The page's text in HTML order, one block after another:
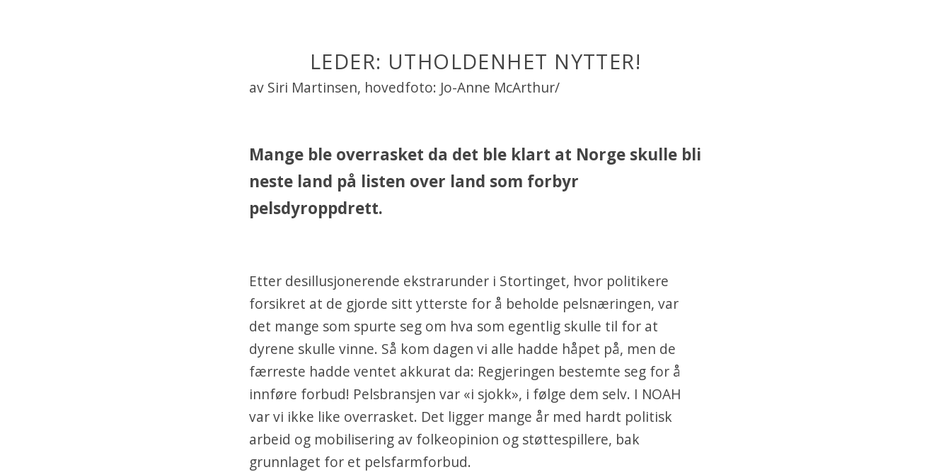
LEDER: UTHOLDENHET NYTTER!
av Siri Martinsen, hovedfoto: Jo-Anne McArthur/
Mange ble overrasket da det ble klart at Norge skulle bli
neste land på listen over land som forbyr
pelsdyroppdrett.
Etter desillusjonerende ekstrarunder i Stortinget, hvor politikere
forsikret at de gjorde sitt ytterste for å beholde pelsnæringen, var
det mange som spurte seg om hva som egentlig skulle til for at
dyrene skulle vinne. Så kom dagen vi alle hadde håpet på, men de
færreste hadde ventet akkurat da: Regjeringen bestemte seg for å
innføre forbud! Pelsbransjen var «i sjokk», i følge dem selv. I NOAH
var vi ikke like overrasket. Det ligger mange år med hardt politisk
arbeid og mobilisering av folkeopinion og støttespillere, bak
grunnlaget for et pelsfarmforbud.